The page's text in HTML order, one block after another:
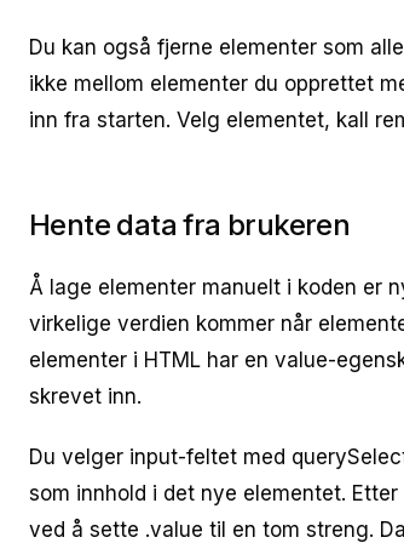
Du kan også fjerne elementer som
ikke mellom elementer du opprettet
inn fra starten. Velg elementet, kall
Hente data fra brukeren
Å lage elementer manuelt i koden er
virkelige verdien kommer når
elementer i HTML har en value-
skrevet inn.
Du velger input-feltet med
som innhold i det nye elementet.
ved å sette .value til en tom streng.